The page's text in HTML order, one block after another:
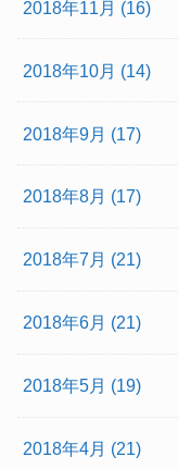
2018年11月 (16)
2018年10月 (14)
2018年9月 (17)
2018年8月 (17)
2018年7月 (21)
2018年6月 (21)
2018年5月 (19)
2018年4月 (21)